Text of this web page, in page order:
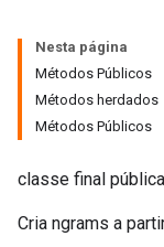
Nesta página
Métodos Públicos
Métodos herdados
Métodos Públicos
classe final pública
Cria ngrams a